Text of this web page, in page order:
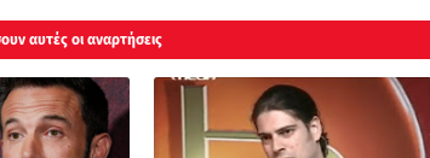
αυτές οι αναρτήσεις